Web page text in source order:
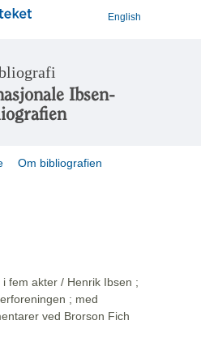
English
Ibsen-
Om bibliografien
fem akter / Henrik Ibsen ;
; med
ved Brorson Fich